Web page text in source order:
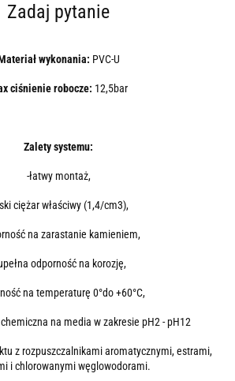
Zadaj pytanie
wykonania: PVC-U
ciśnienie robocze: 12,5bar
Zalety systemu:
-łatwy montaż,
ciężar właściwy (1,4/cm3),
na zarastanie kamieniem,
odporność na korozję,
na temperaturę 0°do +60°C,
na media w zakresie pH2 - pH12
z rozpuszczalnikami aromatycznymi, estrami,
i chlorowanymi węglowodorami.